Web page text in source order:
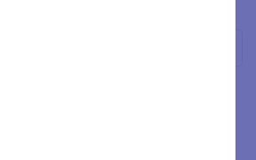
keer wanneer ik een reactie